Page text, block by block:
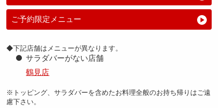
採用トップ
新卒採用
中途採用
ご予約限定メニュー
◆下記店舗はメニューが異なります。
サラダバーがない店舗
鶴見店
※トッピング、サラダバーを含めたお料理全般のお持ち帰りはご遠
慮下さい。